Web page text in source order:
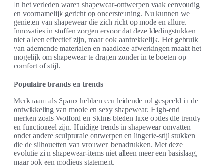
In het verleden waren shapewear-ontwerpen vaak eenvoudig
en voornamelijk gericht op ondersteuning. Nu kunnen we
genieten van shapewear die zich richt op mode en allure.
Innovaties in stoffen zorgen ervoor dat deze kledingstukken
niet alleen effectief zijn, maar ook aantrekkelijk. Het gebruik
van ademende materialen en naadloze afwerkingen maakt het
mogelijk om shapewear te dragen zonder in te boeten op
comfort of stijl.
Populaire brands en trends
Merknaam als Spanx hebben een leidende rol gespeeld in de
ontwikkeling van mooie en sexy shapewear. High-end
merken zoals Wolford en Skims bieden luxe opties die trendy
en functioneel zijn. Huidige trends in shapewear omvatten
onder andere sculpturale ontwerpen en lingerie-stijl stukken
die de silhouetten van vrouwen benadrukken. Met deze
evolutie zijn shapewear-items niet alleen meer een basislaag,
maar ook een modieus statement.